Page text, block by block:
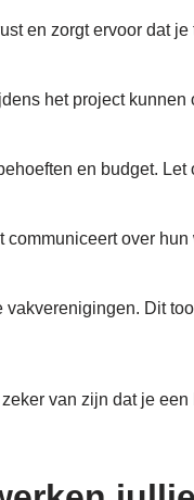
en zorgt ervoor dat je
het project kunnen
en budget. Let
over hun
Dit
van zijn dat je een